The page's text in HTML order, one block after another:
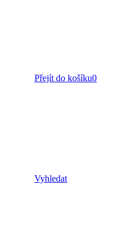
Přejít do košíku0
Vyhledat